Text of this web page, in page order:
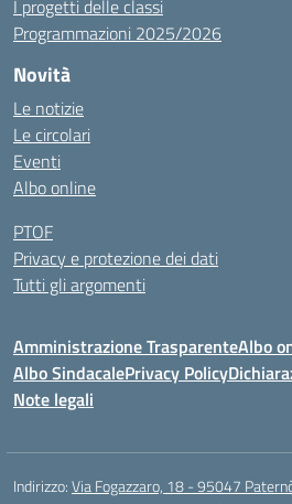
I progetti delle classi
Programmazioni 2025/2026
Novità
Le notizie
Le circolari
Eventi
Albo online
PTOF
Privacy e protezione dei dati
Tutti gli argomenti
Amministrazione TrasparenteAlbo
Albo SindacalePrivacy Policy
Note legali
Indirizzo:Via Fogazzaro, 18 - 95047